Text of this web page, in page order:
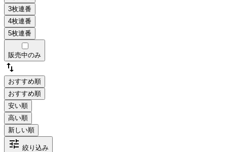
販売中のみ
swap_vert
おすすめ順
tune 絞り込み